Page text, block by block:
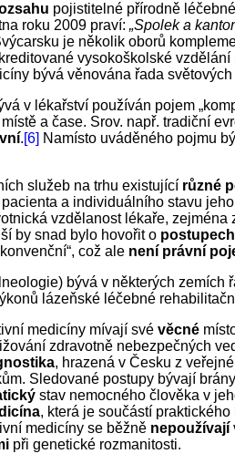
pojistitelné přírodně
roku 2009 praví: „Spolek a
je několik oborů
vysokoškolské
bývá věnována řada
v lékařství používán pojem
a čase. Srov. např. tradiční
.[6] Namísto uváděného pojmu
služeb na trhu existující různé
a individuálního stavu
vzdělanost lékaře,
by snad bylo hovořit o postupech
což ale není právní
bývá v některých zemích
lázeňské léčebné
medicíny mívají své věcné
zdravotně nebezpečných
, hrazená v Česku z
Sledované postupy bývají
stav nemocného člověka v
, která je součástí
medicíny se běžně nepoužívají
při genetické rozmanitosti.